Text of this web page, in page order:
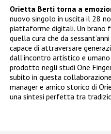
Orietta Berti torna a
nuovo singolo in uscita il 28
piattaforme digitali. Un brano
quella cura che da
capace di attraversare
dall’incontro artistico e
prodotto negli studi One
subito in questa
manager e amico storico di
una sintesi perfetta tra